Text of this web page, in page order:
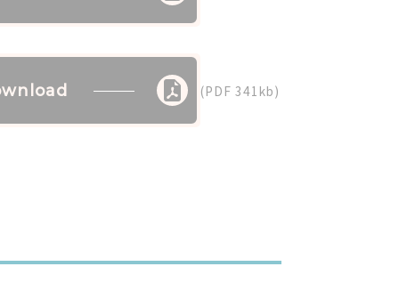
(PDF 341kb)